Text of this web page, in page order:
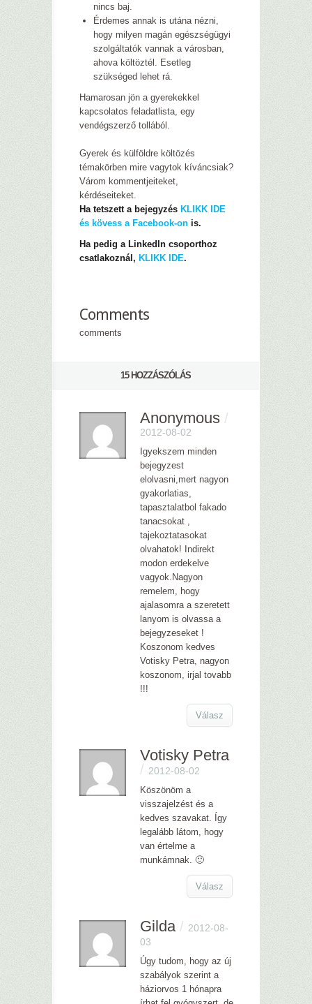
nincs baj.
Érdemes annak is utána nézni,
hogy milyen magán egészségügyi
szolgáltatók vannak a városban,
ahova költöztél. Esetleg
szükséged lehet rá.
Hamarosan jön a gyerekekkel
kapcsolatos feladatlista, egy
vendégszerző tollából.
Gyerek és külföldre költözés
témakörben mire vagytok kíváncsiak?
Várom kommentjeiteket,
kérdéseiteket.
Ha tetszett a bejegyzés KLIKK IDE
és kövess a Facebook-on is.
Ha pedig a LinkedIn csoporthoz
csatlakoznál, KLIKK IDE.
Comments
comments
15 HOZZÁSZÓLÁS
Anonymous /
2012-08-02
Igyekszem minden
bejegyzest
elolvasni,mert nagyon
gyakorlatias,
tapasztalatbol fakado
tanacsokat ,
tajekoztatasokat
olvahatok! Indirekt
modon erdekelve
vagyok.Nagyon
remelem, hogy
ajalasomra a szeretett
lanyom is olvassa a
bejegyzeseket !
Koszonom kedves
Votisky Petra, nagyon
koszonom, irjal tovabb
!!!
Válasz
Votisky Petra
/ 2012-08-02
Köszönöm a
visszajelzést és a
kedves szavakat. Így
legalább látom, hogy
van értelme a
munkámnak. 🙂
Válasz
Gilda / 2012-08-
03
Úgy tudom, hogy az új
szabályok szerint a
háziorvos 1 hónapra